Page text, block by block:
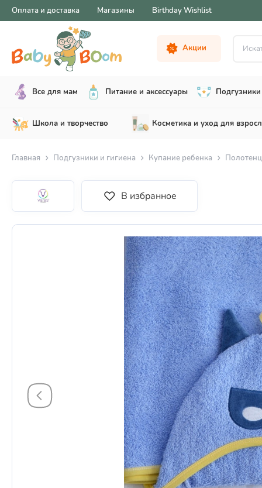
Оплата и доставка Магазины Birthday Wishlist
Акции
Все для мам Питание и аксессуары
Школа и творчество Косметика и уход для
Главная Подгузники и гигиена Купание ребенка
В избранное